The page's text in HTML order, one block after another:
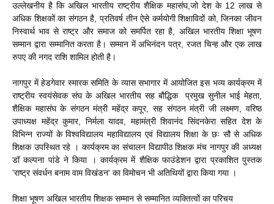
उल्लेखनीय है कि अखिल भारतीय राष्ट्रीय शैक्षिक महासंघ,जो देश के 12 लाख से
अधिक शिक्षकों का संगठन है, प्रतिवर्ष तीन ऐसे कर्मयोगी शिक्षाविदों को, जिनका जीवन
निस्वार्थ भाव से राष्ट्र और समाज को समर्पित रहा है, अखिल भारतीय शिक्षा भूषण
सम्मान द्वारा सम्मानित करता है। सम्मान में अभिनंदन पत्र, रजत चिन्ह और एक लाख
रुपए की नगद राशि शामिल होती है।
नागपुर में हेडगेवार स्मारक समिति के व्यास सभागार में आयोजित इस भव्य कार्यक्रम में
राष्ट्रीय स्वयंसेवक संघ के अखिल भारतीय सह बौद्धिक प्रमुख सुनील भाई मेहता,
शैक्षिक महासंघ के संगठन मंत्री महेंद्र कपूर, सह संगठन मंत्री जी लक्ष्मण, वरिष्ठ
उपाध्यक्ष महेंद्र कुमार, निर्मला यादव, महामंत्री शिवानंद सिंदनकेरा सहित देश के
विभिन्न राज्यों के विश्वविद्यालय महाविद्यालय एवं विद्यालय शिक्षा के छः सौ से अधिक
शिक्षक उपस्थित रहे । कार्यक्रम का संचालन विद्यापीठ शिक्षक मंच नागपुर की अध्यक्ष
डॉ कल्पना पांडे ने किया । कार्यक्रम में शैक्षिक फाउंडेशन द्वारा प्रकाशित पुस्तक
'राष्ट्र संवर्धन बनाम वाम विखंडन' का विमोचन भी अतिथियों द्वारा किया गया ।
शिक्षा भूषण अखिल भारतीय शिक्षक सम्मान से सम्मानित व्यक्तित्वों का परिचय